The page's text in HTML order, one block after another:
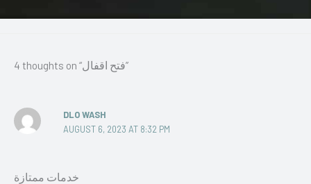
4 thoughts on “فتح اقفال”
DLO WASH
AUGUST 6, 2023 AT 8:32 PM
خدمات ممتازة